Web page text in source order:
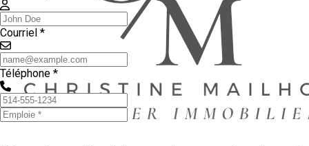
Courriel *
Téléphone *